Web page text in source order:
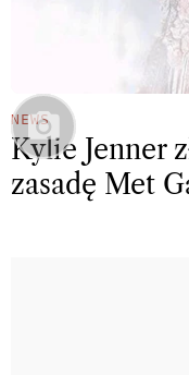
NEWS
Kylie Jenner
zasadę Met